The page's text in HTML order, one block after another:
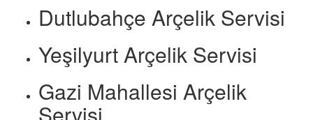
Dutlubahçe Arçelik Servisi
Yeşilyurt Arçelik Servisi
Gazi Mahallesi Arçelik